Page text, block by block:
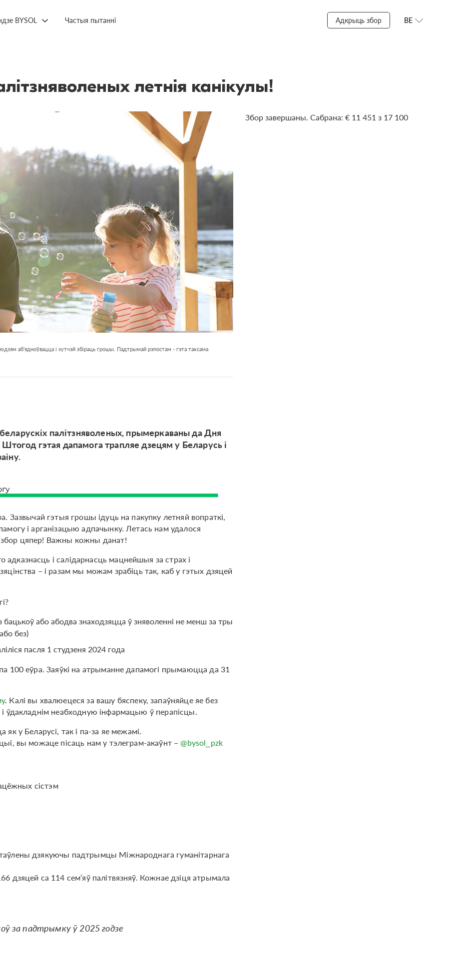
BYSOL Частыя пытанні Адкрыць збор BE
летнія канікулы!
аб'ядноўвацца і хутчэй збіраць грошы. Падтрымай рэпостам - гэта таксама
палітзняволеных, прымеркаваны да Дня
гэтая дапамога трапляе дзецям у Беларусь і
Зазвычай гэтыя грошы ідуць на пакупку летняй вопраткі,
і арганізацыю адпачынку. Летась нам удалося
цяпер! Важны кожны данат!
і салідарнасць мацнейшыя за страх і
– і разам мы можам зрабіць так, каб у гэтых дзяцей
з бацькоў або абодва знаходзяцца ў зняволенні не менш за тры
без)
пасля 1 студзеня 2024 года
100 еўра. Заяўкі на атрыманне дапамогі прымаюцца да 31
. Калі вы хвалюецеся за вашу бяспеку, запаўняйце яе без
ўдакладнім неабходную інфармацыю ў перапісцы.
у Беларусі, так і па-за яе межамі.
вы можаце пісаць нам у тэлеграм-акаўнт –@bysol_pzk
сістэм
дзякуючы падтрымцы Міжнароднага гуманітарнага
дзяцей са 114 сем’яў палітвязняў. Кожнае дзіця атрымала
за падтрымку ў 2025 годзе
Збор завершаны. Сабрана: € 11 451 з 17 100